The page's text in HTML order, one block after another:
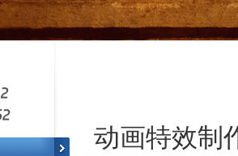
动画特效制